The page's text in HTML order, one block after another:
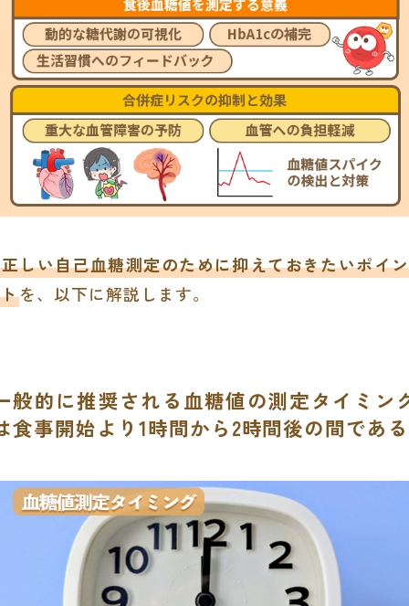
正しい自己血糖測定のために抑えておきたいポイン
トを、以下に解説します。
般的に推奨される血糖値の測定タイミン
食事開始より1時間から2時間後の間である